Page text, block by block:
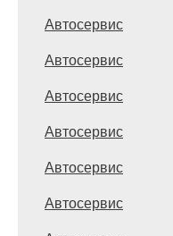
Автосервис
Автосервис
Автосервис
Автосервис
Автосервис
Автосервис